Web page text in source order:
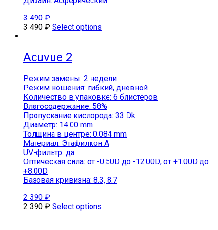
3 490 ₽
3 490 ₽ Select options
Acuvue 2
Режим замены: 2 недели
Режим ношения: гибкий, дневной
Количество в упаковке: 6 блистеров
Влагосодержание: 58%
Пропускание кислорода: 33 Dk
Диаметр: 14.00 mm
Толщина в центре: 0.084 mm
Материал: Этафилкон А
UV-фильтр: да
Оптическая сила: от -0.50D до -12.00D; от +1.00D до
+8.00D
Базовая кривизна: 8.3, 8.7
2 390 ₽
2 390 ₽ Select options